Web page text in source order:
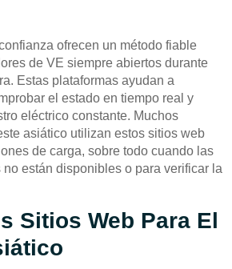
ofrecen un método fiable
de VE siempre abiertos durante
Estas plataformas ayudan a
el estado en tiempo real y
eléctrico constante. Muchos
asiático utilizan estos sitios web
de carga, sobre todo cuando las
están disponibles o para verificar la
Sitios Web Para El